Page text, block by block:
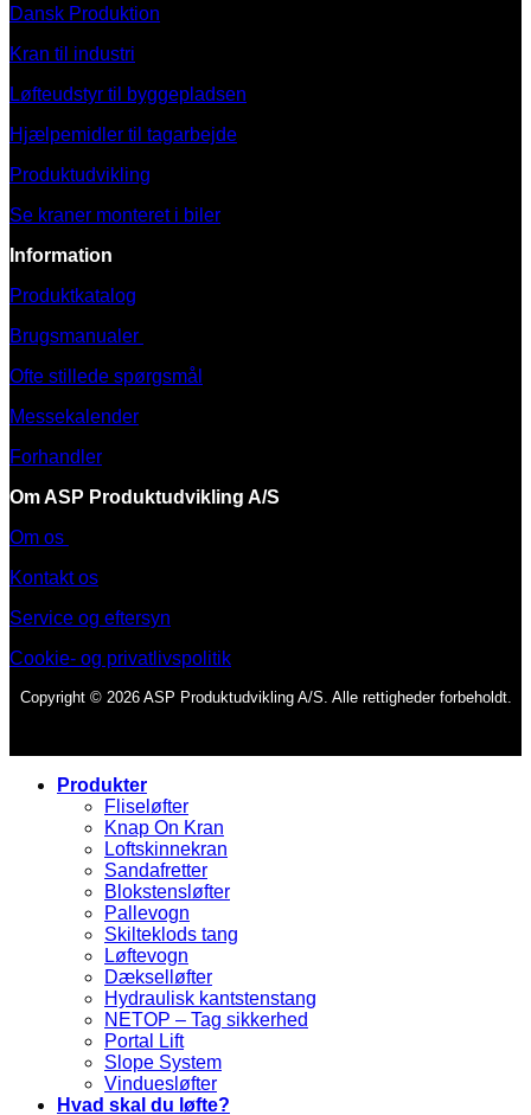
Dansk Produktion
Kran til industri
Løfteudstyr til byggepladsen
Hjælpemidler til tagarbejde
Produktudvikling
Se kraner monteret i biler
Information
Produktkatalog
Brugsmanualer
Ofte stillede spørgsmål
Messekalender
Forhandler
Om ASP Produktudvikling A/S
Om os
Kontakt os
Service og eftersyn
Cookie- og privatlivspolitik
Copyright © 2026 ASP Produktudvikling A/S. Alle rettigheder forbeholdt.
Produkter
Fliseløfter
Knap On Kran
Loftskinnekran
Sandafretter
Blokstensløfter
Pallevogn
Skilteklods tang
Løftevogn
Dækselløfter
Hydraulisk kantstenstang
NETOP – Tag sikkerhed
Portal Lift
Slope System
Vinduesløfter
Hvad skal du løfte?